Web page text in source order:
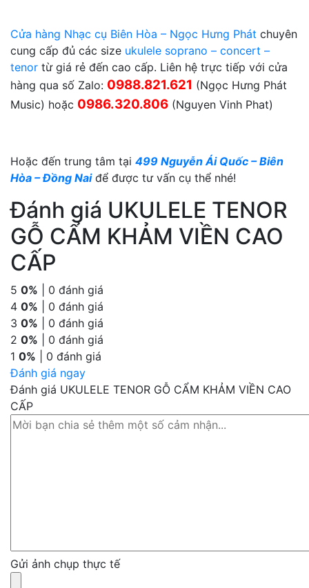
Cửa hàng Nhạc cụ Biên Hòa – Ngọc Hưng Phát chuyên
cung cấp đủ các size ukulele soprano – concert –
tenor từ giá rẻ đến cao cấp. Liên hệ trực tiếp với cửa
hàng qua số Zalo: 0988.821.621 (Ngọc Hưng Phát
Music) hoặc 0986.320.806 (Nguyen Vinh Phat)
Hoặc đến trung tâm tại 499 Nguyễn Ái Quốc – Biên
Hòa – Đồng Naiđể được tư vấn cụ thể nhé!
Đánh giá UKULELE TENOR
GỖ CẨM KHẢM VIỀN CAO
CẤP
5 0% | 0 đánh giá
4 0% | 0 đánh giá
3 0% | 0 đánh giá
2 0% | 0 đánh giá
1 0% | 0 đánh giá
Đánh giá ngay
Đánh giá UKULELE TENOR GỖ CẨM KHẢM VIỀN CAO
CẤP
Gửi ảnh chụp thực tế